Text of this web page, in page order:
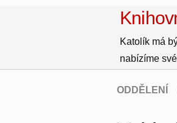
Katolík má
nabízíme
ODDĚLENÍ